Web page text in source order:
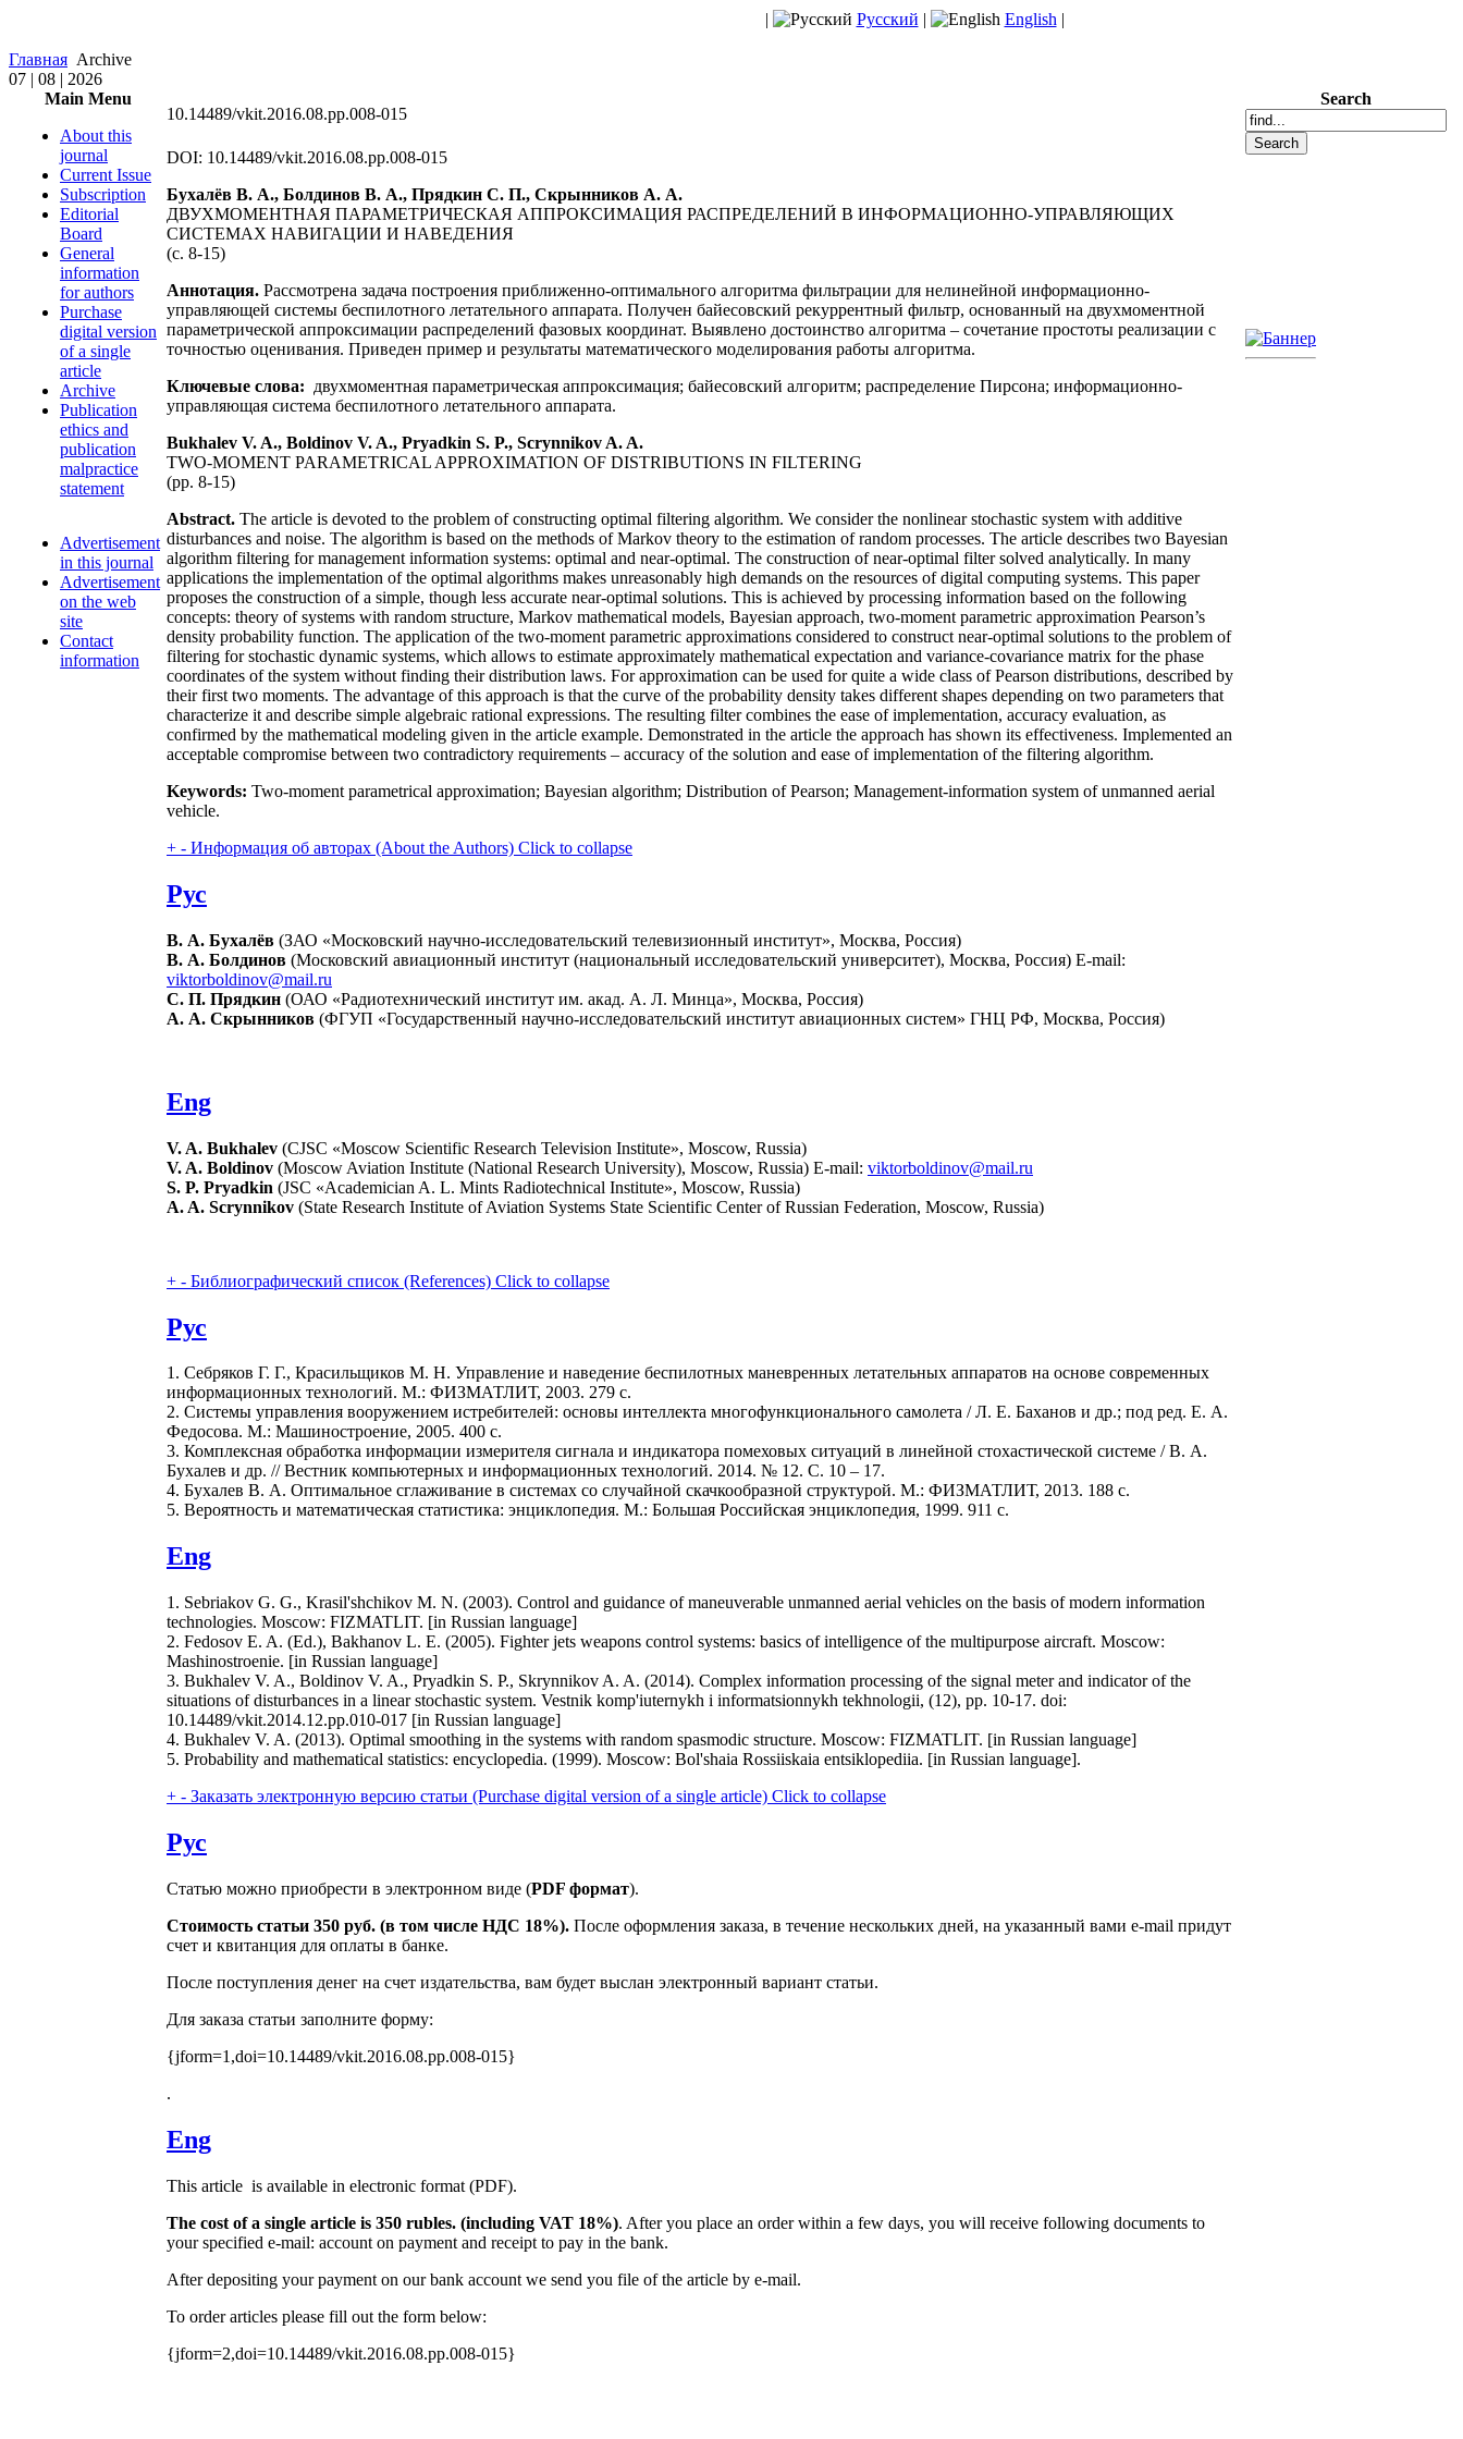
| Русский | English |
Главная Archive
07 | 08 | 2026
Main Menu
About this
journal
Current Issue
Subscription
Editorial
Board
General
information
for authors
Purchase
digital version
of a single
article
Archive
Publication
ethics and
publication
malpractice
statement
Advertisement
in this journal
Advertisement
on the web
site
Contact
information
10.14489/vkit.2016.08.pp.008-015
DOI: 10.14489/vkit.2016.08.pp.008-015
Бухалёв В. А., Болдинов В. А., Прядкин С. П., Скрынников А. А.
ДВУХМОМЕНТНАЯ ПАРАМЕТРИЧЕСКАЯ АППРОКСИМАЦИЯ РАСПРЕДЕЛЕНИЙ В ИНФОРМАЦИОННО-УПРАВЛЯЮЩИХ
СИСТЕМАХ НАВИГАЦИИ И НАВЕДЕНИЯ
(c. 8-15)
Аннотация. Рассмотрена задача построения приближенно-оптимального алгоритма фильтрации для нелинейной информационно-
управляющей системы беспилотного летательного аппарата. Получен байесовский рекуррентный фильтр, основанный на двухмоментной
параметрической аппроксимации распределений фазовых координат. Выявлено достоинство алгоритма – сочетание простоты реализации с
точностью оценивания. Приведен пример и результаты математического моделирования работы алгоритма.
Ключевые слова: двухмоментная параметрическая аппроксимация; байесовский алгоритм; распределение Пирсона; информационно-
управляющая система беспилотного летательного аппарата.
Bukhalev V. A., Boldinov V. A., Pryadkin S. P., Scrynnikov A. A.
TWO-MOMENT PARAMETRICAL APPROXIMATION OF DISTRIBUTIONS IN FILTERING
(pp. 8-15)
Abstract. The article is devoted to the problem of constructing optimal filtering algorithm. We consider the nonlinear stochastic system with additive
disturbances and noise. The algorithm is based on the methods of Markov theory to the estimation of random processes. The article describes two Bayesian
algorithm filtering for management information systems: optimal and near-optimal. The construction of near-optimal filter solved analytically. In many
applications the implementation of the optimal algorithms makes unreasonably high demands on the resources of digital computing systems. This paper
proposes the construction of a simple, though less accurate near-optimal solutions. This is achieved by processing information based on the following
concepts: theory of systems with random structure, Markov mathematical models, Bayesian approach, two-moment parametric approximation Pearson’s
density probability function. The application of the two-moment parametric approximations considered to construct near-optimal solutions to the problem of
filtering for stochastic dynamic systems, which allows to estimate approximately mathematical expectation and variance-covariance matrix for the phase
coordinates of the system without finding their distribution laws. For approximation can be used for quite a wide class of Pearson distributions, described by
their first two moments. The advantage of this approach is that the curve of the probability density takes different shapes depending on two parameters that
characterize it and describe simple algebraic rational expressions. The resulting filter combines the ease of implementation, accuracy evaluation, as
confirmed by the mathematical modeling given in the article example. Demonstrated in the article the approach has shown its effectiveness. Implemented an
acceptable compromise between two contradictory requirements – accuracy of the solution and ease of implementation of the filtering algorithm.
Keywords: Two-moment parametrical approximation; Bayesian algorithm; Distribution of Pearson; Management-information system of unmanned aerial
vehicle.
+ - Информация об авторах (About the Authors) Click to collapse
Рус
В. А. Бухалёв (ЗАО «Московский научно-исследовательский телевизионный институт», Москва, Россия)
В. А. Болдинов (Московский авиационный институт (национальный исследовательский университет), Москва, Россия) E-mail:
viktorboldinov@mail.ru
С. П. Прядкин (ОАО «Радиотехнический институт им. акад. А. Л. Минца», Москва, Россия)
А. А. Скрынников (ФГУП «Государственный научно-исследовательский институт авиационных систем» ГНЦ РФ, Москва, Россия)
Eng
V. A. Bukhalev (CJSC «Moscow Scientific Research Television Institute», Moscow, Russia)
V. A. Boldinov (Moscow Aviation Institute (National Research University), Moscow, Russia) E-mail: viktorboldinov@mail.ru
S. P. Pryadkin (JSC «Academician A. L. Mints Radiotechnical Institute», Moscow, Russia)
A. A. Scrynnikov (State Research Institute of Aviation Systems State Scientific Center of Russian Federation, Moscow, Russia)
+ - Библиографический список (References) Click to collapse
Рус
1. Себряков Г. Г., Красильщиков М. Н. Управление и наведение беспилотных маневренных летательных аппаратов на основе современных
информационных технологий. М.: ФИЗМАТЛИТ, 2003. 279 с.
2. Системы управления вооружением истребителей: основы интеллекта многофункционального самолета / Л. Е. Баханов и др.; под ред. Е. А.
Федосова. М.: Машиностроение, 2005. 400 с.
3. Комплексная обработка информации измерителя сигнала и индикатора помеховых ситуаций в линейной стохастической системе / В. А.
Бухалев и др. // Вестник компьютерных и информационных технологий. 2014. № 12. С. 10 – 17.
4. Бухалев В. А. Оптимальное сглаживание в системах со случайной скачкообразной структурой. М.: ФИЗМАТЛИТ, 2013. 188 с.
5. Вероятность и математическая статистика: энциклопедия. М.: Большая Российская энциклопедия, 1999. 911 с.
Eng
1. Sebriakov G. G., Krasil'shchikov M. N. (2003). Control and guidance of maneuverable unmanned aerial vehicles on the basis of modern information
technologies. Moscow: FIZMATLIT. [in Russian language]
2. Fedosov E. A. (Ed.), Bakhanov L. E. (2005). Fighter jets weapons control systems: basics of intelligence of the multipurpose aircraft. Moscow:
Mashinostroenie. [in Russian language]
3. Bukhalev V. A., Boldinov V. A., Pryadkin S. P., Skrynnikov A. A. (2014). Complex information processing of the signal meter and indicator of the
situations of disturbances in a linear stochastic system. Vestnik komp'iuternykh i informatsionnykh tekhnologii, (12), pp. 10-17. doi:
10.14489/vkit.2014.12.pp.010-017 [in Russian language]
4. Bukhalev V. A. (2013). Optimal smoothing in the systems with random spasmodic structure. Moscow: FIZMATLIT. [in Russian language]
5. Probability and mathematical statistics: encyclopedia. (1999). Moscow: Bol'shaia Rossiiskaia entsiklopediia. [in Russian language].
+ - Заказать электронную версию статьи (Purchase digital version of a single article) Click to collapse
Рус
Статью можно приобрести в электронном виде (PDF формат).
Стоимость статьи 350 руб. (в том числе НДС 18%). После оформления заказа, в течение нескольких дней, на указанный вами e-mail придут
счет и квитанция для оплаты в банке.
После поступления денег на счет издательства, вам будет выслан электронный вариант статьи.
Для заказа статьи заполните форму:
{jform=1,doi=10.14489/vkit.2016.08.pp.008-015}
.
Eng
This article is available in electronic format (PDF).
The cost of a single article is 350 rubles. (including VAT 18%). After you place an order within a few days, you will receive following documents to
your specified e-mail: account on payment and receipt to pay in the bank.
After depositing your payment on our bank account we send you file of the article by e-mail.
To order articles please fill out the form below:
{jform=2,doi=10.14489/vkit.2016.08.pp.008-015}
Search